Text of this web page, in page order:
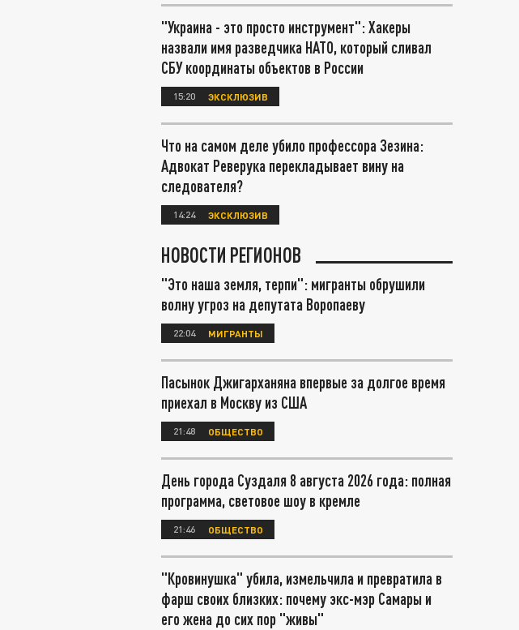
"Украина - это просто инструмент": Хакеры
назвали имя разведчика НАТО, который сливал
СБУ координаты объектов в России
15:20 ЭКСКЛЮЗИВ
Что на самом деле убило профессора Зезина:
Адвокат Реверука перекладывает вину на
следователя?
14:24 ЭКСКЛЮЗИВ
НОВОСТИ РЕГИОНОВ
"Это наша земля, терпи": мигранты обрушили
волну угроз на депутата Воропаеву
22:04 МИГРАНТЫ
Пасынок Джигарханяна впервые за долгое время
приехал в Москву из США
21:48 ОБЩЕСТВО
День города Суздаля 8 августа 2026 года: полная
программа, световое шоу в кремле
21:46 ОБЩЕСТВО
"Кровинушка" убила, измельчила и превратила в
фарш своих близких: почему экс-мэр Самары и
его жена до сих пор "живы"